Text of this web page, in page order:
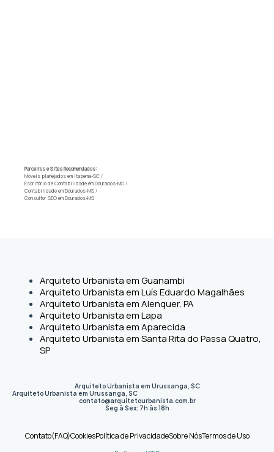
Parceiros e Sites Recomendados:
Móveis planejados em Itapema-SC /
Escritório de Contabilidade em Dourados-MS /
Contabilidade em Dourados-MS /
Consultor SEO em Dourados-MS
Arquiteto Urbanista em Guanambi
Arquiteto Urbanista em Luís Eduardo Magalhães
Arquiteto Urbanista em Alenquer, PA
Arquiteto Urbanista em Lapa
Arquiteto Urbanista em Aparecida
Arquiteto Urbanista em Santa Rita do Passa Quatro,
SP
Arquiteto Urbanista em Urussanga, SC
Arquiteto Urbanista em Urussanga, SC
contato@arquitetourbanista.com.br
Seg à Sex: 7h às 18h
Contato(FAQ)CookiesPolítica de PrivacidadeSobre NósTermos de Uso